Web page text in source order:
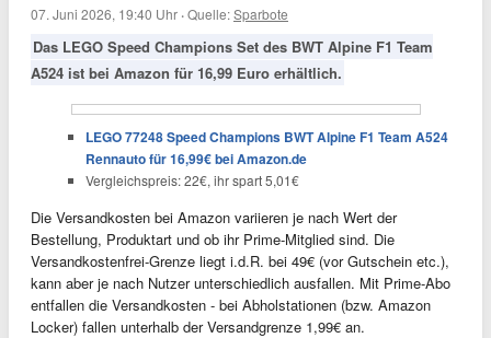
07. Juni 2026, 19:40 Uhr ·Quelle:Sparbote
Das LEGO Speed Champions Set des BWT Alpine F1 Team
A524 ist bei Amazon für 16,99 Euro erhältlich.
LEGO 77248 Speed Champions BWT Alpine F1 Team A524
Rennauto für 16,99€ bei Amazon.de
Vergleichspreis: 22€, ihr spart 5,01€
Die Versandkosten bei Amazon variieren je nach Wert der
Bestellung, Produktart und ob ihr Prime-Mitglied sind. Die
Versandkostenfrei-Grenze liegt i.d.R. bei 49€ (vor Gutschein etc.),
kann aber je nach Nutzer unterschiedlich ausfallen. Mit Prime-Abo
entfallen die Versandkosten - bei Abholstationen (bzw. Amazon
Locker) fallen unterhalb der Versandgrenze 1,99€ an.